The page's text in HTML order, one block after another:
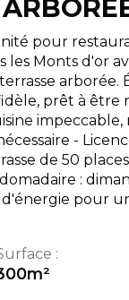
pour
les Monts d'or
arborée.
prêt à être
-
de 50
:
pour
:
m²